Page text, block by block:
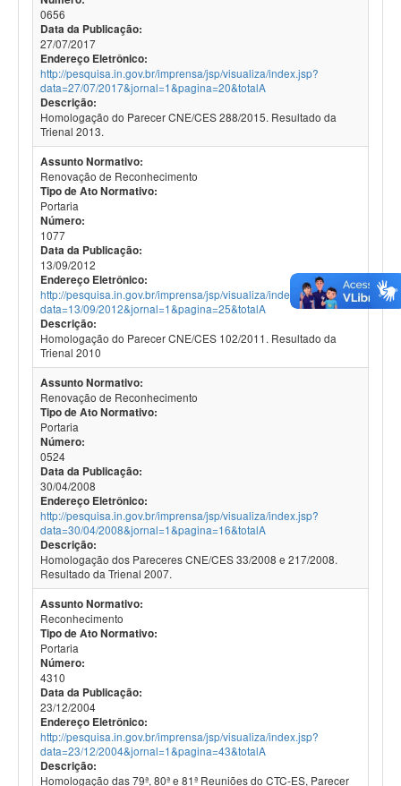
0656
Data da Publicação:
27/07/2017
Endereço Eletrônico:
http://pesquisa.in.gov.br/imprensa/jsp/visualiza/index.jsp?
data=27/07/2017&jornal=1&pagina=20&totalA
Descrição:
Homologação do Parecer CNE/CES 288/2015. Resultado da
Trienal 2013.
Assunto Normativo:
Renovação de Reconhecimento
Tipo de Ato Normativo:
Portaria
Número:
1077
Data da Publicação:
13/09/2012
Endereço Eletrônico:
http://pesquisa.in.gov.br/imprensa/jsp/visualiza/index.jsp?
data=13/09/2012&jornal=1&pagina=25&totalA
Descrição:
Homologação do Parecer CNE/CES 102/2011. Resultado da
Trienal 2010
Assunto Normativo:
Renovação de Reconhecimento
Tipo de Ato Normativo:
Portaria
Número:
0524
Data da Publicação:
30/04/2008
Endereço Eletrônico:
http://pesquisa.in.gov.br/imprensa/jsp/visualiza/index.jsp?
data=30/04/2008&jornal=1&pagina=16&totalA
Descrição:
Homologação dos Pareceres CNE/CES 33/2008 e 217/2008.
Resultado da Trienal 2007.
Assunto Normativo:
Reconhecimento
Tipo de Ato Normativo:
Portaria
Número:
4310
Data da Publicação:
23/12/2004
Endereço Eletrônico:
http://pesquisa.in.gov.br/imprensa/jsp/visualiza/index.jsp?
data=23/12/2004&jornal=1&pagina=43&totalA
Descrição:
Homologação das 79ª, 80ª e 81ª Reuniões do CTC-ES, Parecer